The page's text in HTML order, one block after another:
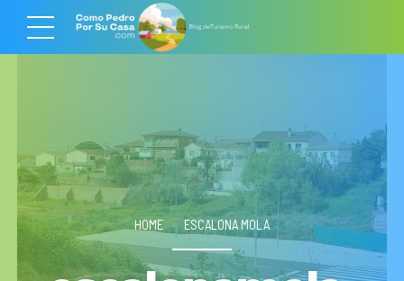
HOME ESCALONA MOLA